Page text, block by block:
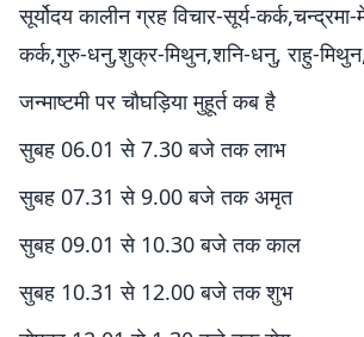
सूर्योदय कालीन ग्रह विचार-सूर्य-
कर्क,गुरु-धनु,शुक्र-मिथुन,शनि-धनु, राहु-
जन्माष्टमी पर चौघड़िया मुहूर्त कब है
सुबह 06.01 से 7.30 बजे तक लाभ
सुबह 07.31 से 9.00 बजे तक अमृत
सुबह 09.01 से 10.30 बजे तक काल
सुबह 10.31 से 12.00 बजे तक शुभ